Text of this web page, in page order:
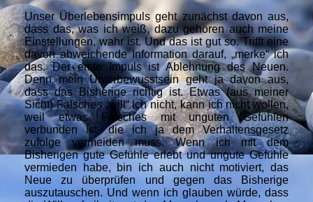
Unser Überlebensimpuls geht zunächst davon aus,
dass das, was ich weiß, dazu gehören auch meine
Einstellungen, wahr ist. Und das ist gut so. Trifft eine
davon abweichende Information darauf, „merke“ ich
das. Der erste Impuls ist Ablehnung des Neuen.
Denn mein Unterbewusstsein geht ja davon aus,
dass das Bisherige richtig ist. Etwas (aus meiner
Sicht) Falsches „will“ ich nicht, kann ich nicht wollen,
weil etwas Falsches mit unguten Gefühlen
verbunden ist, die ich ja dem Verhaltensgesetz
zufolge vermeiden muss. Wenn ich mit dem
Bisherigen gute Gefühle erlebt und ungute Gefühle
vermieden habe, bin ich auch nicht motiviert, das
Neue zu überprüfen und gegen das Bisherige
auszutauschen. Und wenn ich glauben würde, dass